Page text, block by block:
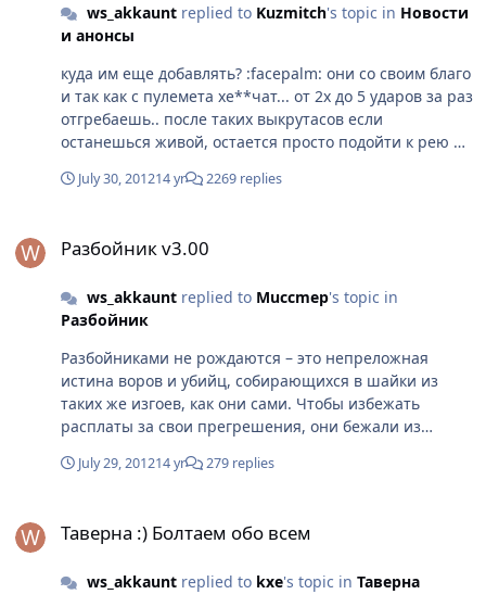
заявки мешала? как по мне более реалистично было..
пришел в город и подал заявку... а сейчас что??
сейчас это просто способ развлекаловки по сливу
своей фракции на каком нибудь рб..
ws_akkauntreplied to Kuzmitch's topic in Новости
и анонсы
куда им еще добавлять? :facepalm: они со своим благо
и так как с пулемета хе**чат... от 2х до 5 ударов за раз
отгребаешь.. после таких выкрутасов если
останешься живой, остается просто подойти к рею и
July 30, 201214 yr 2269 replies
Разбойник v3.00
ws_akkauntreplied to Muccmep's topic in
Разбойник
Разбойниками не рождаются – это непреложная
истина воров и убийц, собирающихся в шайки из
таких же изгоев, как они сами. Чтобы избежать
расплаты за свои прегрешения, они бежали из
утесов и скал. Они не брезгуют грабежами и
излюбленные орудия убийства. Бандиты -
шагов в тишине ночного леса – последнее, что
July 29, 201214 yr 279 replies
Таверна :) Болтаем обо всем
ws_akkauntreplied to kxe's topic in Таверна